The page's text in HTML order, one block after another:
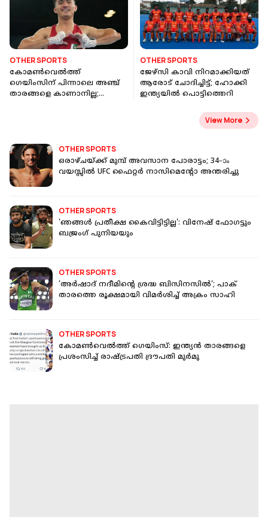
OTHER SPORTS
കോമൺവെൽത്ത്
ഗെയിംസിന് പിന്നാലെ അഞ്ച്
താരങ്ങളെ കാണാനില്ല;
OTHER SPORTS
ജേഴ്സി കാവി നിറമാക്കിയത്
ആരോട് ചോദിച്ചിട്ട്; ഹോക്കി
ഇന്ത്യയിൽ പൊട്ടിത്തെറി
View More
OTHER SPORTS
ഒരാഴ്ചയ്ക്ക് മുമ്പ് അവസാന പോരാട്ടം; 34–ാം
വയസ്സിൽ UFC ഫൈറ്റർ നാസിമെന്റോ അന്തരിച്ചു
OTHER SPORTS
'ഞങ്ങള്‍ പ്രതീക്ഷ കൈവിട്ടിട്ടില്ല': വിനേഷ് ഫോഗട്ടും
ബജ്രംഗ് പുനിയയും
OTHER SPORTS
'അര്‍ഷാദ് നദീമിന്റെ ശ്രദ്ധ ബിസിനസില്‍'; പാക്
താരത്തെ രൂക്ഷമായി വിമര്‍ശിച്ച് അക്രം സാഹി
OTHER SPORTS
കോമണ്‍വെല്‍ത്ത് ഗെയിംസ്: ഇന്ത്യന്‍ താരങ്ങളെ
പ്രശംസിച്ച് രാഷ്ട്രപതി ദ്രൗപതി മുര്‍മു